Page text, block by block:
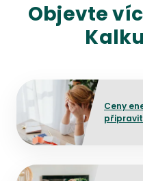
Objevte
Ceny
Přejít na detail článku
Přejít na detail článku